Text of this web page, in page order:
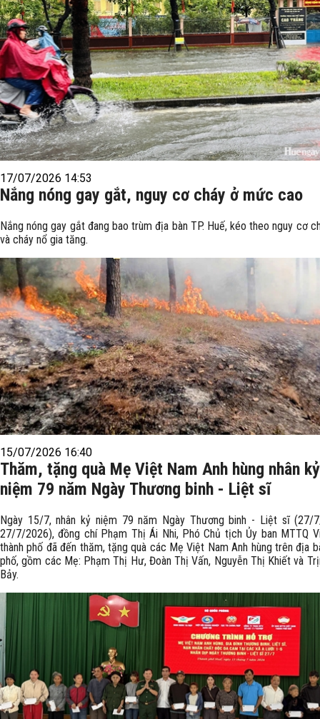
17/07/2026 14:53
Nắng nóng gay gắt, nguy cơ cháy ở mức cao
Nắng nóng gay gắt đang bao trùm địa bàn TP. Huế, kéo theo nguy cơ
và cháy nổ gia tăng.
15/07/2026 16:40
Thăm, tặng quà Mẹ Việt Nam Anh hùng nhân kỷ
niệm 79 năm Ngày Thương binh - Liệt sĩ
Ngày 15/7, nhân kỷ niệm 79 năm Ngày Thương binh - Liệt sĩ (27/
27/7/2026), đồng chí Phạm Thị Ái Nhi, Phó Chủ tịch Ủy ban MTTQ
thành phố đã đến thăm, tặng quà các Mẹ Việt Nam Anh hùng trên địa
phố, gồm các Mẹ: Phạm Thị Hư, Đoàn Thị Vấn, Nguyễn Thị Khiết và
Bảy.